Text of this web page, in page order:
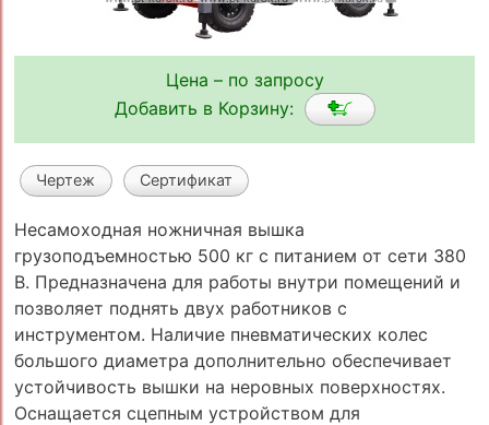
Цена – по запросу
Добавить в Корзину:
Чертеж Сертификат
Несамоходная ножничная вышка
грузоподъемностью 500 кг с питанием от сети 380
В. Предназначена для работы внутри помещений и
позволяет поднять двух работников с
инструментом. Наличие пневматических колес
большого диаметра дополнительно обеспечивает
устойчивость вышки на неровных поверхностях.
Оснащается сцепным устройством для